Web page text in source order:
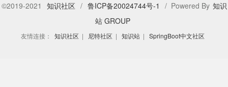
©2019-2021
知识社区 / 鲁ICP备20024744号-1 / Powered By 知识
站 GROUP
友情连接： 知识社区 | 尼特社区 | 知识站 | SpringBoot中文社区